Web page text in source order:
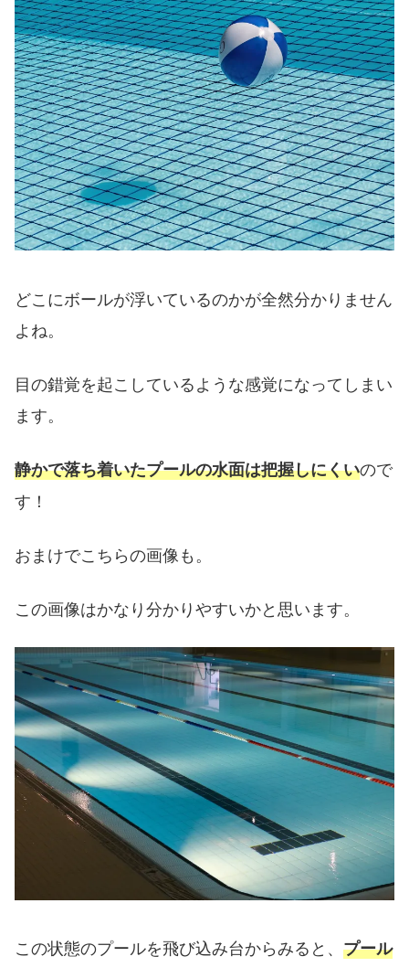
どこにボールが浮いているのかが全然分かりません
よね。
目の錯覚を起こしているような感覚になってしまい
ます。
静かで落ち着いたプールの水面は把握しにくいので
す！
おまけでこちらの画像も。
この画像はかなり分かりやすいかと思います。
この状態のプールを飛び込み台からみると、 プール